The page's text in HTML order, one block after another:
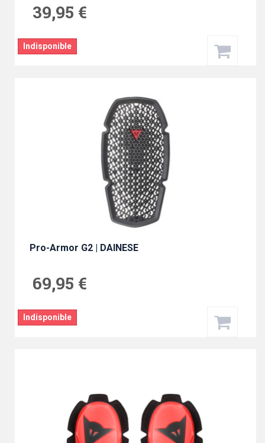
39,95 €
Indisponible
Pro-Armor G2 | DAINESE
69,95 €
Indisponible